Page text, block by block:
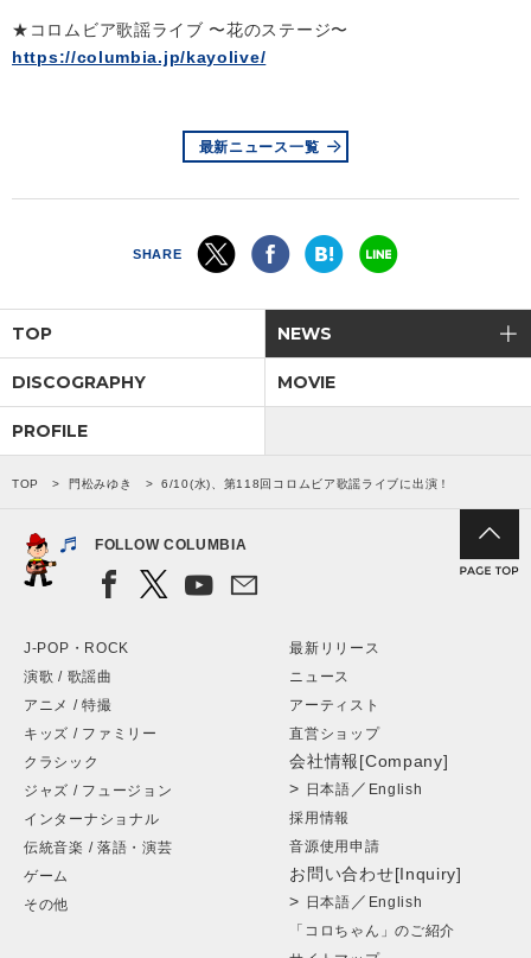
★コロムビア歌謡ライブ 〜花のステージ〜
https://columbia.jp/kayolive/
最新ニュース一覧
SHARE
TOP NEWS
DISCOGRAPHY MOVIE
PROFILE
TOP 門松みゆき 6/10(水)、第118回コロムビア歌謡ライブに出演！
FOLLOW COLUMBIA
J-POP・ROCK
演歌 / 歌謡曲
アニメ / 特撮
キッズ / ファミリー
クラシック
ジャズ / フュージョン
インターナショナル
伝統音楽 / 落語・演芸
ゲーム
その他
最新リリース
ニュース
アーティスト
直営ショップ
会社情報[Company]
> 日本語 ／ English
採用情報
音源使用申請
お問い合わせ[Inquiry]
> 日本語 ／ English
「コロちゃん」のご紹介